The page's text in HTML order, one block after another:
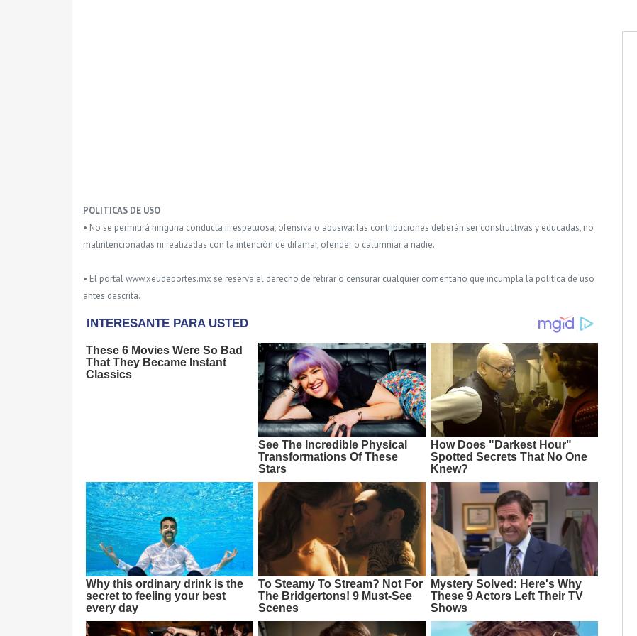
POLITICAS DE USO
• No se permitirá ninguna conducta irrespetuosa, ofensiva o abusiva: las contribuciones deberán ser constructivas y educadas, no
malintencionadas ni realizadas con la intención de difamar, ofender o calumniar a nadie.
• El portal www.xeudeportes.mx se reserva el derecho de retirar o censurar cualquier comentario que incumpla la política de uso
antes descrita.